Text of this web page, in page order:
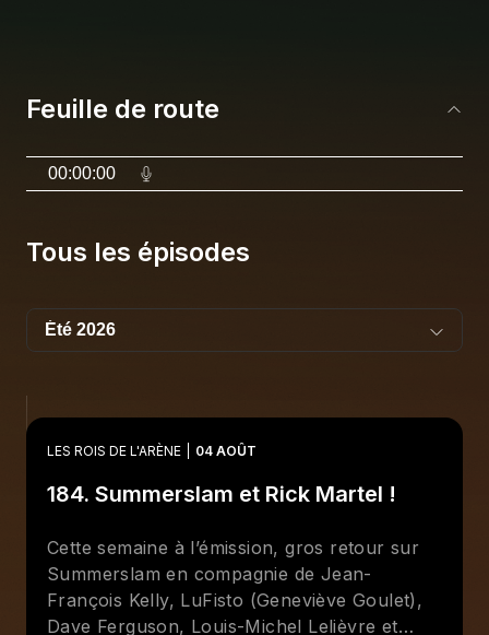
Feuille de route
00:00:00
Tous les épisodes
LES ROIS DE L'ARÈNE 04 AOÛT
184. Summerslam et Rick Martel !
Cette semaine à l’émission, gros retour sur
Summerslam en compagnie de Jean-
François Kelly, LuFisto (Geneviève Goulet),
Dave Ferguson, Louis-Michel Lelièvre et